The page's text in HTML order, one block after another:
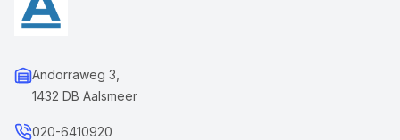
Andorraweg 3,
1432 DB Aalsmeer
020-6410920